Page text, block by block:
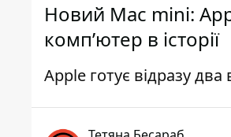
Новий Mac mini:
комп’ютер в історії
Apple готує відразу